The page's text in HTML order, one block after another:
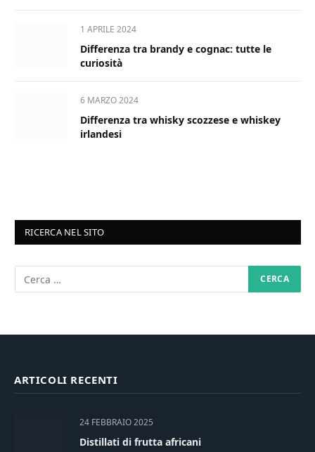
1 APRILE 2024
Differenza tra brandy e cognac: tutte le
curiosità
6 MARZO 2024
Differenza tra whisky scozzese e whiskey
irlandesi
RICERCA NEL SITO
ARTICOLI RECENTI
24 FEBBRAIO 2025
Distillati di frutta africani